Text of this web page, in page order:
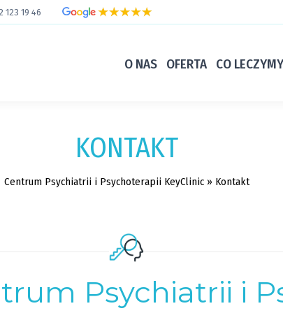
123 19 46
O NAS OFERTA CO LECZYMY
KONTAKT
Centrum Psychiatrii i Psychoterapii KeyClinic» Kontakt
Psychiatrii i